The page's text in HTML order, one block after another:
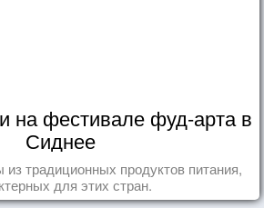
на фестивале фуд-арта в
Сиднее
традиционных продуктов питания,
для этих стран.